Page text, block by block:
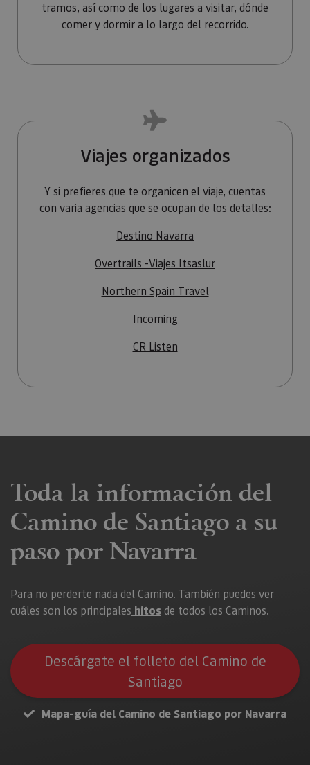
tramos, así como de los lugares a visitar, dónde
comer y dormir a lo largo del recorrido.
Viajes organizados
Y si prefieres que te organicen el viaje, cuentas
con varia agencias que se ocupan de los detalles:
Destino Navarra
Overtrails -Viajes Itsaslur
Northern Spain Travel
Incoming
CR Listen
Toda la información del
Camino de Santiago a su
paso por Navarra
Para no perderte nada del Camino. También puedes ver
cuáles son los principales hitos de todos los Caminos.
Descárgate el folleto del Camino de
Santiago
Mapa-guía del Camino de Santiago por Navarra